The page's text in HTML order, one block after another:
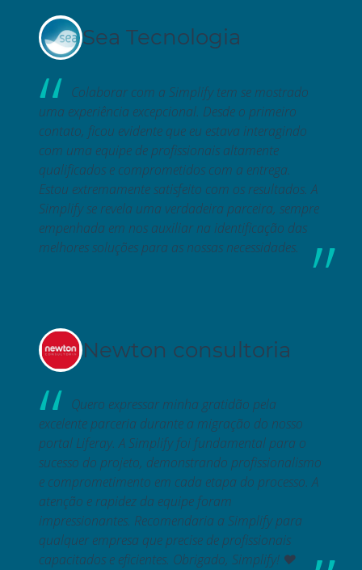
Sea Tecnologia
Colaborar com a Simplify tem se mostrado
uma experiência excepcional. Desde o primeiro
contato, ficou evidente que eu estava interagindo
com uma equipe de profissionais altamente
qualificados e comprometidos com a entrega.
Estou extremamente satisfeito com os resultados. A
Simplify se revela uma verdadeira parceira, sempre
empenhada em nos auxiliar na identificação das
melhores soluções para as nossas necessidades.
Newton consultoria
Quero expressar minha gratidão pela
excelente parceria durante a migração do nosso
portal Liferay. A Simplify foi fundamental para o
sucesso do projeto, demonstrando profissionalismo
e comprometimento em cada etapa do processo. A
atenção e rapidez da equipe foram
impressionantes. Recomendaria a Simplify para
qualquer empresa que precise de profissionais
capacitados e eficientes. Obrigado, Simplify! ❤️